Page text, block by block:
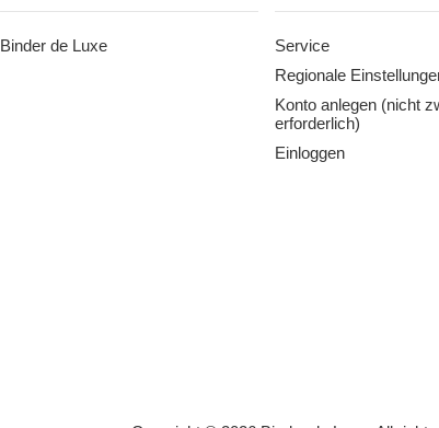
Binder de Luxe
Service
Regionale
Konto anlegen (nicht
erforderlich)
Einloggen